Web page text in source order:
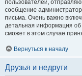
пользователей,
сообщение
письма. Очень важно
детальная информация
сможет в этом случае
Вернуться к началу
Друзья и недруги